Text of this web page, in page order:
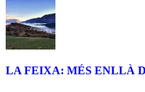
LA FEIXA: MÉS ENLLÀ